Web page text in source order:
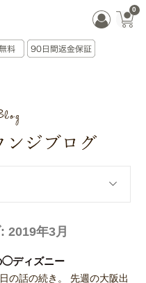
0
2019年3月
◯ディズニー
の話の続き。 先週の大阪出